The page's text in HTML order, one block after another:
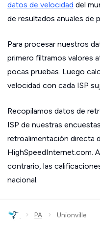
datos de velocidad del
de resultados anuales de
Para procesar nuestros
primero filtramos valores
pocas pruebas. Luego
velocidad con cada ISP
Recopilamos datos de
ISP de nuestras
retroalimentación directa
HighSpeedInternet.com.
contrario, las
nacional.
› PA › Unionville